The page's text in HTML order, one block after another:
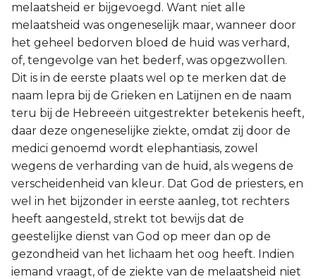
Judas
Openbaring
melaatsheid er bijgevoegd. Want niet alle
melaatsheid was ongeneselijk maar, wanneer door
het geheel bedorven bloed de huid was verhard,
of, tengevolge van het bederf, was opgezwollen.
Dit is in de eerste plaats wel op te merken dat de
naam lepra bij de Grieken en Latijnen en de naam
teru bij de Hebreeën uitgestrekter betekenis heeft,
daar deze ongeneselijke ziekte, omdat zij door de
medici genoemd wordt elephantiasis, zowel
wegens de verharding van de huid, als wegens de
verscheidenheid van kleur. Dat God de priesters, en
wel in het bijzonder in eerste aanleg, tot rechters
heeft aangesteld, strekt tot bewijs dat de
geestelijke dienst van God op meer dan op de
gezondheid van het lichaam het oog heeft. Indien
iemand vraagt, of de ziekte van de melaatsheid niet